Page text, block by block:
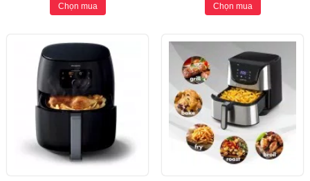
Chọn mua Chọn mua